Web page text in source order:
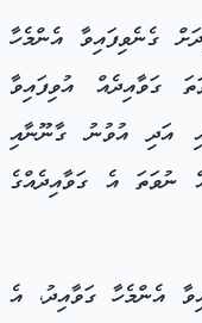
ގެނެވިފައިވާ އެންމެހާ
ގަވާއިދެއް އުވިފައިވާ
އަދި އުވުނު ގާނޫނާއި
ނުވަތަ އެ ގަވާއިދެއްގެ
އެންމެހާ ގަވާއިދު، އެ